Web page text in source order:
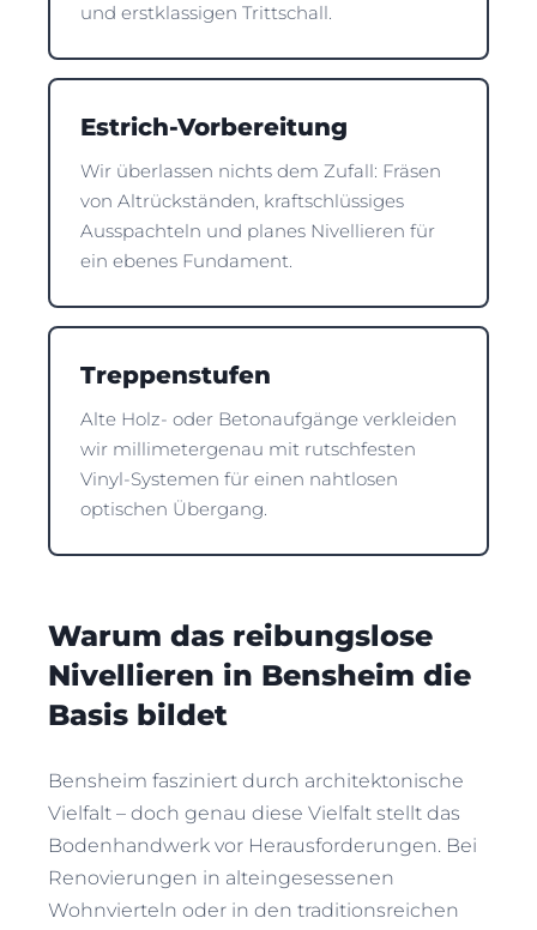
und erstklassigen Trittschall.
Estrich-Vorbereitung
Wir überlassen nichts dem Zufall: Fräsen
von Altrückständen, kraftschlüssiges
Ausspachteln und planes Nivellieren für
ein ebenes Fundament.
Treppenstufen
Alte Holz- oder Betonaufgänge verkleiden
wir millimetergenau mit rutschfesten
Vinyl-Systemen für einen nahtlosen
optischen Übergang.
Warum das reibungslose
Nivellieren in Bensheim die
Basis bildet
Bensheim fasziniert durch architektonische
Vielfalt – doch genau diese Vielfalt stellt das
Bodenhandwerk vor Herausforderungen. Bei
Renovierungen in alteingesessenen
Wohnvierteln oder in den traditionsreichen